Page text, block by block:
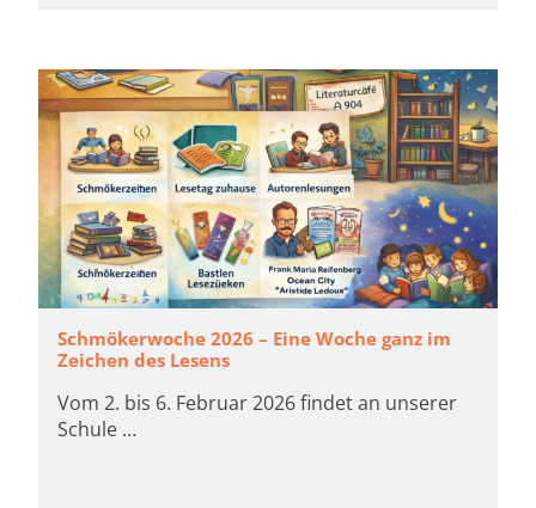
Schmökerwoche 2026 – Eine Woche ganz im
Zeichen des Lesens
Vom 2. bis 6. Februar 2026 findet an unserer
Schule …